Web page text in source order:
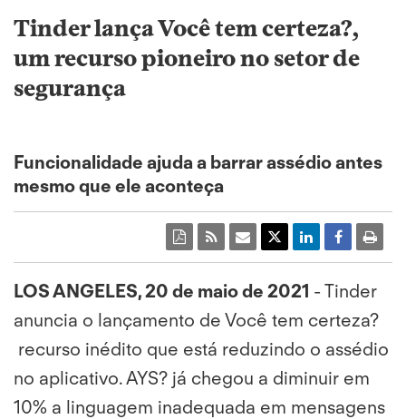
Tinder lança Você tem certeza?,
um recurso pioneiro no setor de
segurança
Funcionalidade ajuda a barrar assédio antes
mesmo que ele aconteça
LOS ANGELES, 20 de maio de 2021 - Tinder
anuncia o lançamento de Você tem certeza?
recurso inédito que está reduzindo o assédio
no aplicativo. AYS? já chegou a diminuir em
10% a linguagem inadequada em mensagens